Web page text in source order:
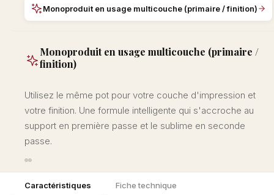
Monoproduit en usage multicouche (primaire / finition)
Monoproduit en usage multicouche (primaire /
finition)
Utilisez le même pot pour votre couche d'impression et
votre finition. Une formule intelligente qui s'accroche au
support en première passe et le sublime en seconde
passe.
Caractéristiques Fiche technique